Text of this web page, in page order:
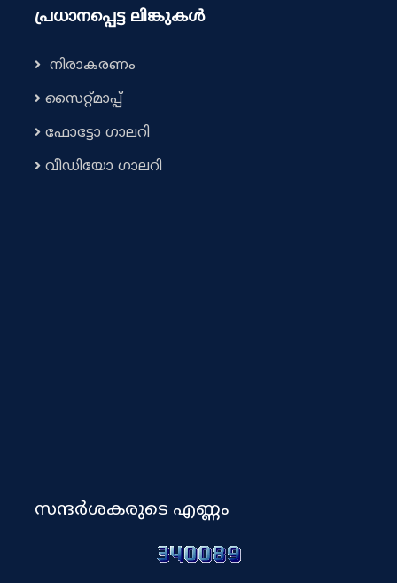
പ്രധാനപ്പെട്ട ലിങ്കുകൾ
നിരാകരണം
സൈറ്റ്മാപ്പ്
ഫോട്ടോ ഗാലറി
വീഡിയോ ഗാലറി
സന്ദർശകരുടെ എണ്ണം